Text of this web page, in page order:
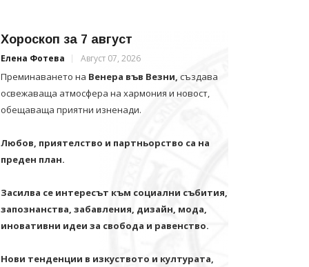
Хороскоп за 7 август
Елена Фотева Август 07, 2026
Преминаването на Венера във Везни, създава
освежаваща атмосфера на хармония и новост,
обещаваща приятни изненади.
Любов, приятелство и партньорство са на
преден план.
Засилва се интересът към социални събития,
запознанства, забавления, дизайн, мода,
иновативни идеи за свобода и равенство.
Нови тенденции в изкуството и културата,